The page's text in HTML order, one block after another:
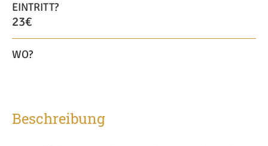
EINTRITT?
23€
WO?
Beschreibung